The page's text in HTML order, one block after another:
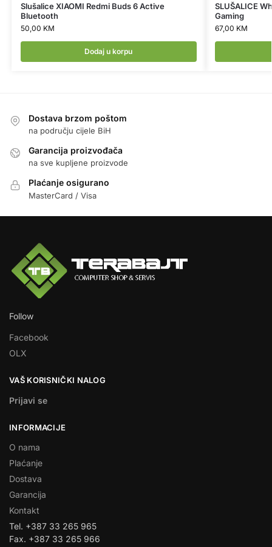
Slušalice XIAOMI Redmi Buds 6 Active
Bluetooth
50,00 KM
Dodaj u korpu
SLUŠALICE
Gaming
67,00 KM
Dostava brzom poštom
na području cijele BiH
Garancija proizvođača
na sve kupljene proizvode
Plaćanje osigurano
MasterCard / Visa
Follow
Facebook
OLX
VAŠ KORISNIČKI NALOG
Prijavi se
INFORMACIJE
O nama
Plaćanje
Dostava
Garancija
Kontakt
Tel. +387 33 265 965
Fax. +387 33 265 966